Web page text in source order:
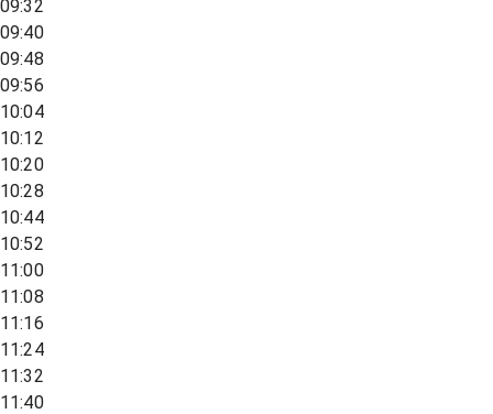
09:32
09:40
09:48
09:56
10:04
10:12
10:20
10:28
10:44
10:52
11:00
11:08
11:16
11:24
11:32
11:40